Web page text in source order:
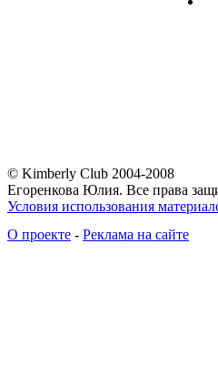
© Kimberly Club 2004-2008
Егоренкова Юлия. Все права
Условия использования
О проекте - Реклама на сайте